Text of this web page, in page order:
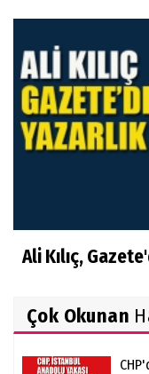
Ali Kılıç,
Çok Okunan